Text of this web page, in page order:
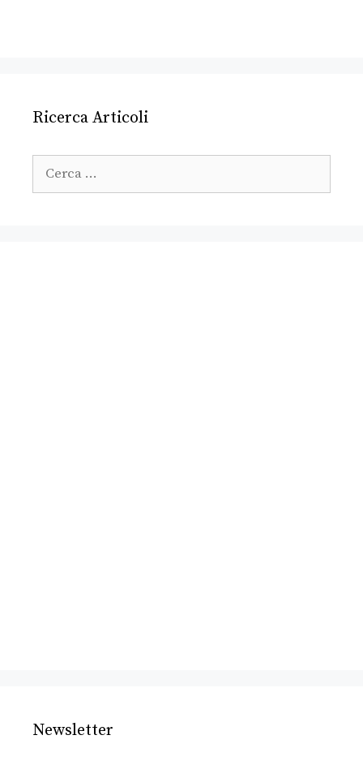
Ricerca Articoli
Newsletter